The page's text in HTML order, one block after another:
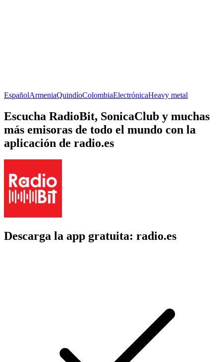
EspañolArmeniaQuindíoColombiaElectrónicaHeavy metal
Escucha RadioBit, SonicaClub y muchas
más emisoras de todo el mundo con la
aplicación de radio.es
Descarga la app gratuita: radio.es